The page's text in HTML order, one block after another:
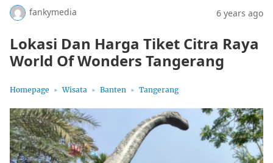
fankymedia 6 years ago
Lokasi Dan Harga Tiket Citra Raya
World Of Wonders Tangerang
Homepage Wisata Banten Tangerang